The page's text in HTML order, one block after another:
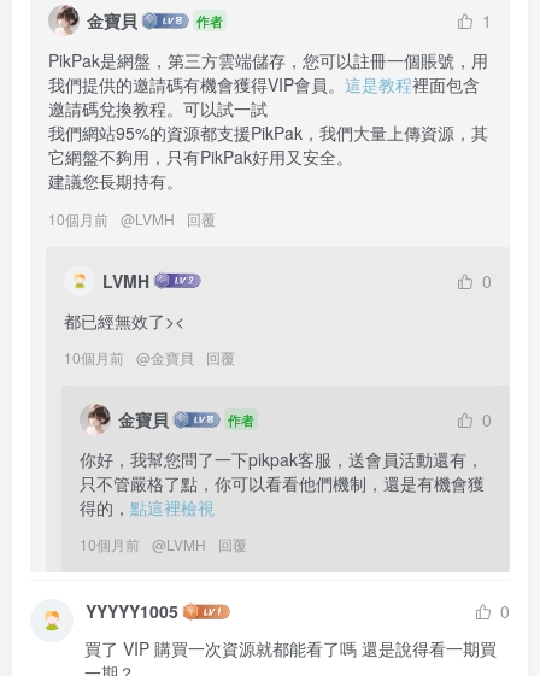
金寶貝 作者
1
PikPak是網盤，第三方雲端儲存，您可以註冊一個賬號，用
我們提供的邀請碼有機會獲得VIP會員。 這是教程裡面包含
邀請碼兌換教程。可以試一試
我們網站95%的資源都支援PikPak，我們大量上傳資源，其
它網盤不夠用，只有PikPak好用又安全。
建議您長期持有。
10個月前 @LVMH 回覆
LVMH
0
都已經無效了><
10個月前 @金寶貝 回覆
金寶貝 作者
0
你好，我幫您問了一下pikpak客服，送會員活動還有，
只不管嚴格了點，你可以看看他們機制，還是有機會獲
得的， 點這裡檢視
10個月前 @LVMH 回覆
YYYYY1005
0
買了 VIP 購買一次資源就都能看了嗎 還是說得看一期買